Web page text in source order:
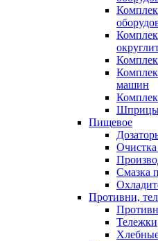
машин
Пищевое
Смазка
Противни,
Тележки